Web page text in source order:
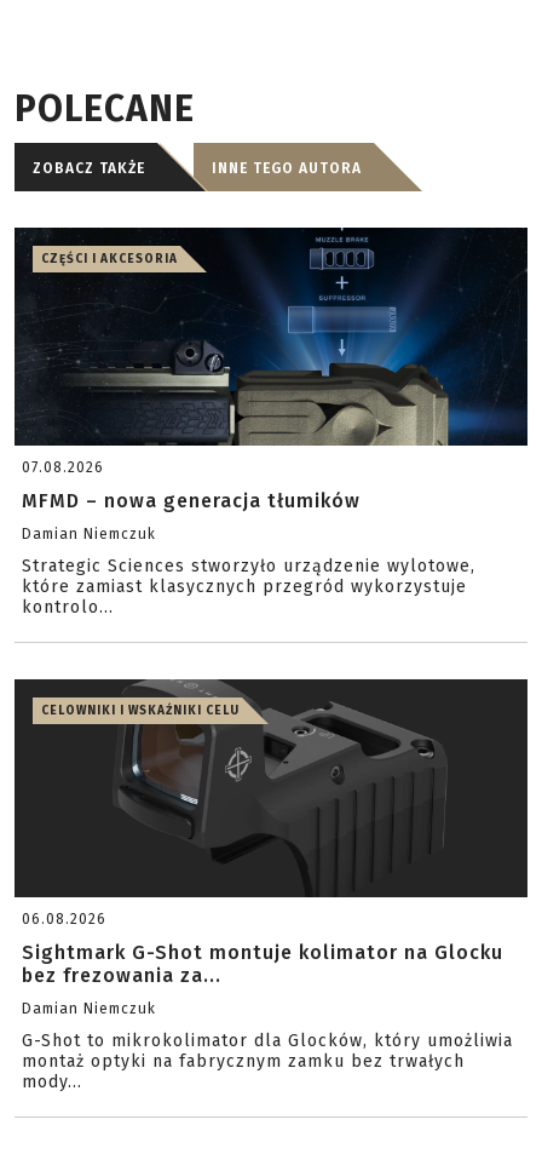
POLECANE
ZOBACZ TAKŻE INNE TEGO AUTORA
CZĘŚCI I AKCESORIA
07.08.2026
MFMD – nowa generacja tłumików
Damian Niemczuk
Strategic Sciences stworzyło urządzenie wylotowe,
które zamiast klasycznych przegród wykorzystuje
kontrolo...
CELOWNIKI I WSKAŹNIKI CELU
06.08.2026
Sightmark G-Shot montuje kolimator na Glocku
bez frezowania za...
Damian Niemczuk
G-Shot to mikrokolimator dla Glocków, który umożliwia
montaż optyki na fabrycznym zamku bez trwałych
mody...